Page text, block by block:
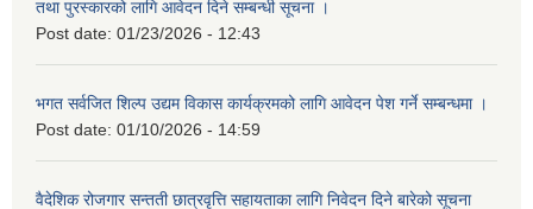
तथा पुरस्कारको लागि आवेदन दिने सम्बन्धी सूचना ।
Post date: 01/23/2026 - 12:43
भगत सर्वजित शिल्प उद्यम विकास कार्यक्रमको लागि आवेदन पेश गर्ने सम्बन्धमा ।
Post date: 01/10/2026 - 14:59
वैदेशिक रोजगार सन्तती छात्रवृत्ति सहायताका लागि निवेदन दिने बारेको सूचना